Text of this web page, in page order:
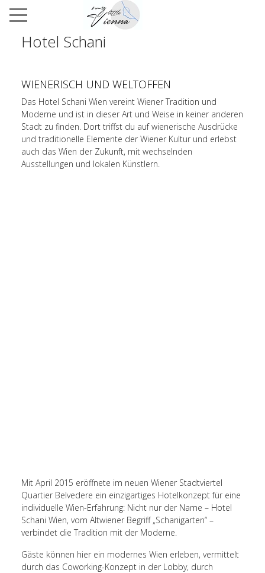
Hotel Schani
WIENERISCH UND WELTOFFEN
Das Hotel Schani Wien vereint Wiener Tradition und
Moderne und ist in dieser Art und Weise in keiner anderen
Stadt zu finden. Dort triffst du auf wienerische Ausdrücke
und traditionelle Elemente der Wiener Kultur und erlebst
auch das Wien der Zukunft, mit wechselnden
Ausstellungen und lokalen Künstlern.
Mit April 2015 eröffnete im neuen Wiener Stadtviertel
Quartier Belvedere ein einzigartiges Hotelkonzept für eine
individuelle Wien-Erfahrung: Nicht nur der Name – Hotel
Schani Wien, vom Altwiener Begriff „Schanigarten“ –
verbindet die Tradition mit der Moderne.
Gäste können hier ein modernes Wien erleben, vermittelt
durch das Coworking-Konzept in der Lobby, durch